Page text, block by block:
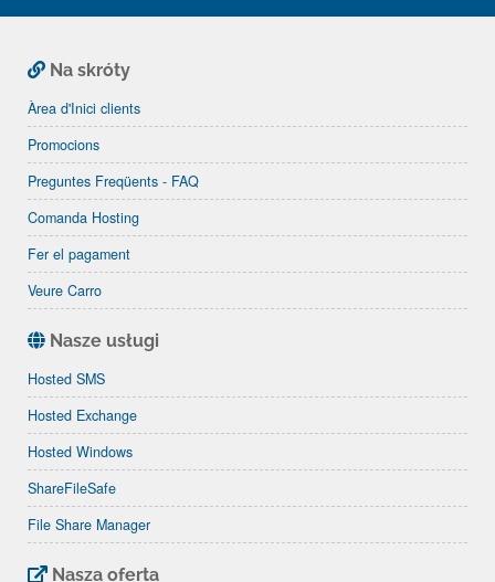
Na skróty
Àrea d'Inici clients
Promocions
Preguntes Freqüents - FAQ
Comanda Hosting
Fer el pagament
Veure Carro
Nasze usługi
Hosted SMS
Hosted Exchange
Hosted Windows
ShareFileSafe
File Share Manager
Nasza oferta